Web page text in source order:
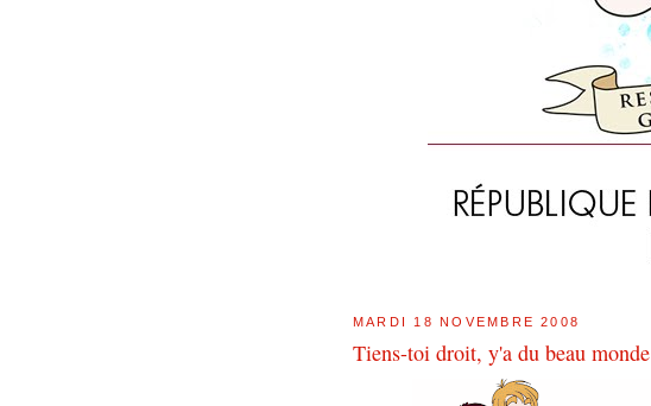
MARDI 18 NOVEMBRE 2008
Tiens-toi droit, y'a du beau monde